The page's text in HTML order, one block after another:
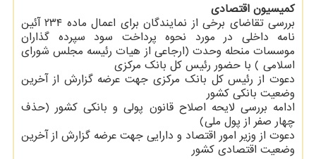
كمیسیون اقتصادی
بررسی تقاضای برخی از نمایندگان برای اعمال ماده ۲۳۴ آئین
نامه داخلی در مورد نحوه پرداخت سود سپرده گذاران
موسسات منحله وحدت (ارجاعی از هیات رئیسه مجلس شورای
اسلامی ) با حضور رئیس كل بانك مركزی
دعوت از رئیس كل بانك مركزی جهت عرضه گزارش از آخرین
وضعیت بانكی كشور
ادامه بررسی لایحه اصلاح قانون پولی و بانكی كشور (حذف
چهار صفر از پول ملی)
دعوت از وزیر امور اقتصاد و دارایی جهت عرضه گزارش از آخرین
وضعیت اقتصادی كشور